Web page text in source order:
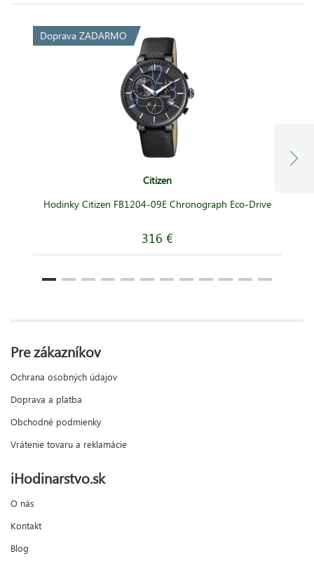
Doprava ZADARMO
Citizen
Hodinky Citizen FB1204-09E Chronograph Eco-Drive
316 €
Pre zákazníkov
Ochrana osobných údajov
Doprava a platba
Obchodné podmienky
Vrátenie tovaru a reklamácie
iHodinarstvo.sk
O nás
Kontakt
Blog